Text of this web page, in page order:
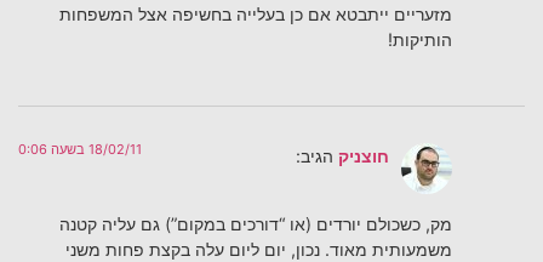
מזעריים ייתבטא אם כן בעלייה בחשיפה אצל המשפחות
הותיקות!
חוצניק הגיב:
מק, כשכולם יורדים (או “דורכים במקום”) גם עליה קטנה
משמעותית מאוד. נכון, יום ליום עלה בקצת פחות משני